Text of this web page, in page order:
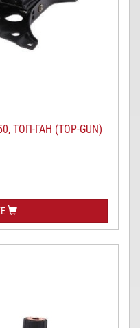
ТОП-ГАН (TOP-GUN)